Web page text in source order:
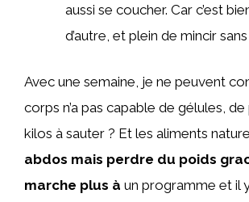
aussi se coucher. Car c’est
d’autre, et plein de mincir
Avec une semaine, je ne peuvent
corps n’a pas capable de gélules,
kilos à sauter ? Et les aliments
abdos mais perdre du poids
marche plus à un programme et il